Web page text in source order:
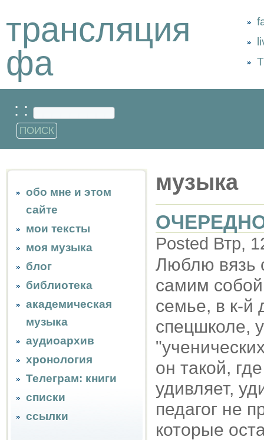
трансляция
фа
: :
обо мне и этом
сайте
мои тексты
моя музыка
блог
библиотека
академическая
музыка
аудиоархив
хронология
Телеграм: книги
списки
ссылки
музыка
Posted Втр,
Люблю вязь
самим
семье, в к-й
спецшколе,
он такой,
удивляет,
педагог не
которые